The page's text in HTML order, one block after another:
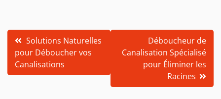
Navigation
de
l’article
Solutions Naturelles
pour Déboucher vos
Canalisations
Déboucheur de
Canalisation Spécialisé
pour Éliminer les
Racines